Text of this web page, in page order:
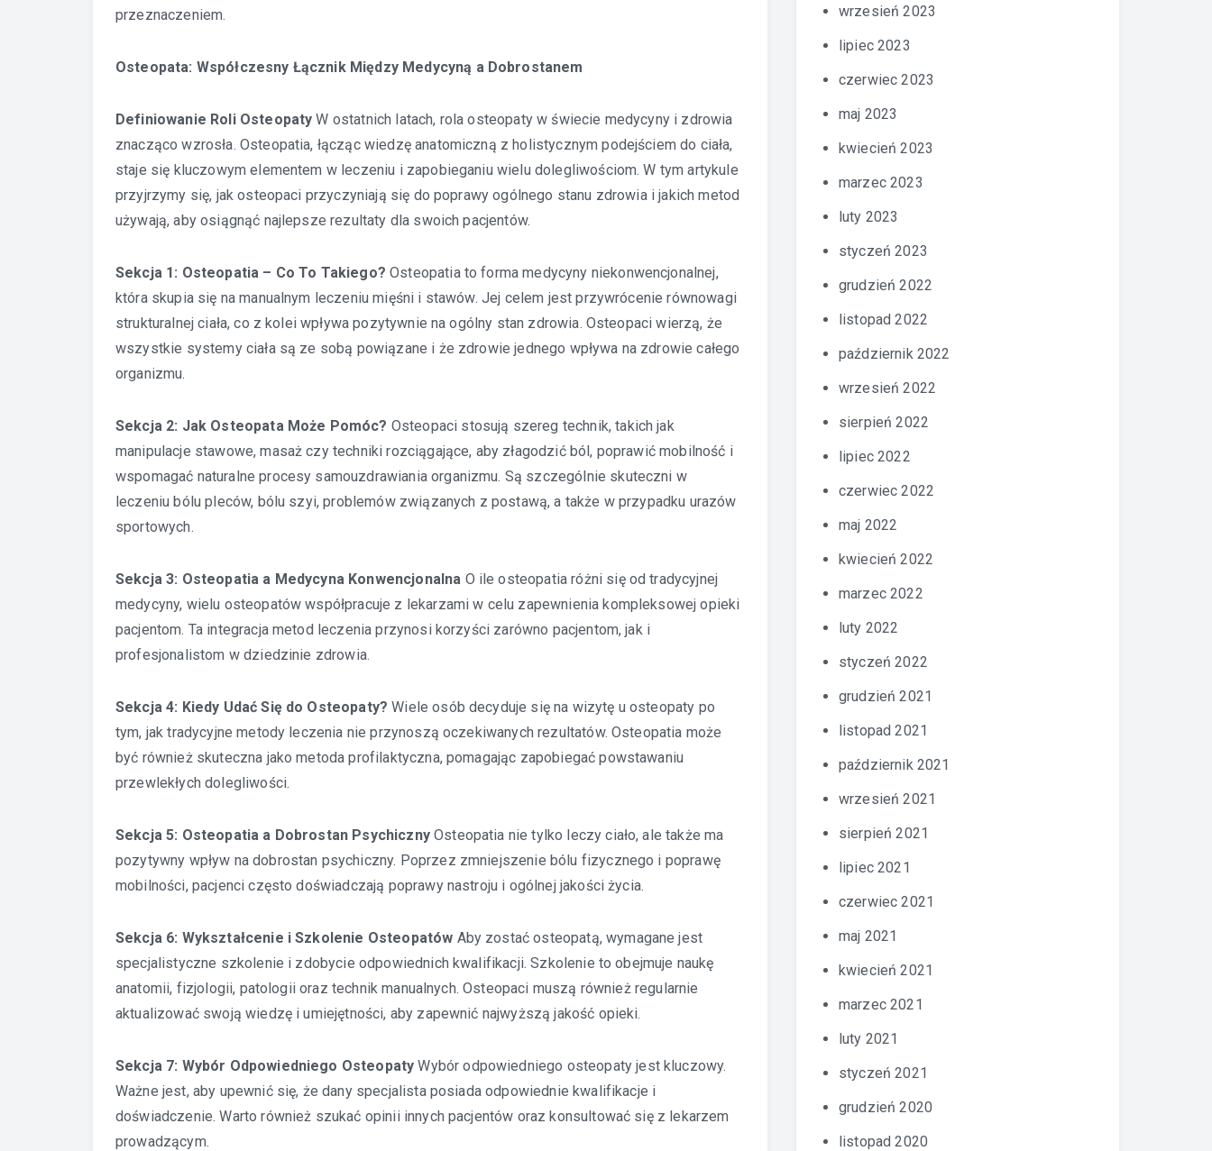
przeznaczeniem.
Osteopata: Współczesny Łącznik Między Medycyną a Dobrostanem
Definiowanie Roli Osteopaty W ostatnich latach, rola osteopaty w świecie medycyny i zdrowia
znacząco wzrosła. Osteopatia, łącząc wiedzę anatomiczną z holistycznym podejściem do ciała,
staje się kluczowym elementem w leczeniu i zapobieganiu wielu dolegliwościom. W tym artykule
przyjrzymy się, jak osteopaci przyczyniają się do poprawy ogólnego stanu zdrowia i jakich metod
używają, aby osiągnąć najlepsze rezultaty dla swoich pacjentów.
Sekcja 1: Osteopatia – Co To Takiego? Osteopatia to forma medycyny niekonwencjonalnej,
która skupia się na manualnym leczeniu mięśni i stawów. Jej celem jest przywrócenie równowagi
strukturalnej ciała, co z kolei wpływa pozytywnie na ogólny stan zdrowia. Osteopaci wierzą, że
wszystkie systemy ciała są ze sobą powiązane i że zdrowie jednego wpływa na zdrowie całego
organizmu.
Sekcja 2: Jak Osteopata Może Pomóc? Osteopaci stosują szereg technik, takich jak
manipulacje stawowe, masaż czy techniki rozciągające, aby złagodzić ból, poprawić mobilność i
wspomagać naturalne procesy samouzdrawiania organizmu. Są szczególnie skuteczni w
leczeniu bólu pleców, bólu szyi, problemów związanych z postawą, a także w przypadku urazów
sportowych.
Sekcja 3: Osteopatia a Medycyna Konwencjonalna O ile osteopatia różni się od tradycyjnej
medycyny, wielu osteopatów współpracuje z lekarzami w celu zapewnienia kompleksowej opieki
pacjentom. Ta integracja metod leczenia przynosi korzyści zarówno pacjentom, jak i
profesjonalistom w dziedzinie zdrowia.
Sekcja 4: Kiedy Udać Się do Osteopaty? Wiele osób decyduje się na wizytę u osteopaty po
tym, jak tradycyjne metody leczenia nie przynoszą oczekiwanych rezultatów. Osteopatia może
być również skuteczna jako metoda profilaktyczna, pomagając zapobiegać powstawaniu
przewlekłych dolegliwości.
Sekcja 5: Osteopatia a Dobrostan PsychicznyOsteopatia nie tylko leczy ciało, ale także ma
pozytywny wpływ na dobrostan psychiczny. Poprzez zmniejszenie bólu fizycznego i poprawę
mobilności, pacjenci często doświadczają poprawy nastroju i ogólnej jakości życia.
Sekcja 6: Wykształcenie i Szkolenie Osteopatów Aby zostać osteopatą, wymagane jest
specjalistyczne szkolenie i zdobycie odpowiednich kwalifikacji. Szkolenie to obejmuje naukę
anatomii, fizjologii, patologii oraz technik manualnych. Osteopaci muszą również regularnie
aktualizować swoją wiedzę i umiejętności, aby zapewnić najwyższą jakość opieki.
Sekcja 7: Wybór Odpowiedniego Osteopaty Wybór odpowiedniego osteopaty jest kluczowy.
Ważne jest, aby upewnić się, że dany specjalista posiada odpowiednie kwalifikacje i
doświadczenie. Warto również szukać opinii innych pacjentów oraz konsultować się z lekarzem
prowadzącym.
wrzesień 2023
lipiec 2023
czerwiec 2023
maj 2023
kwiecień 2023
marzec 2023
luty 2023
styczeń 2023
grudzień 2022
listopad 2022
październik 2022
wrzesień 2022
sierpień 2022
lipiec 2022
czerwiec 2022
maj 2022
kwiecień 2022
marzec 2022
luty 2022
styczeń 2022
grudzień 2021
listopad 2021
październik 2021
wrzesień 2021
sierpień 2021
lipiec 2021
czerwiec 2021
maj 2021
kwiecień 2021
marzec 2021
luty 2021
styczeń 2021
grudzień 2020
listopad 2020